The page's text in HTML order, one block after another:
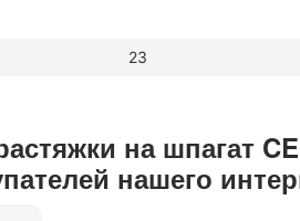
23
на шпагат
нашего